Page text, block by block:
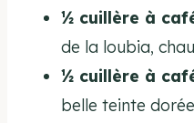
½ cuillère à
de la loubia,
½ cuillère à
belle teinte